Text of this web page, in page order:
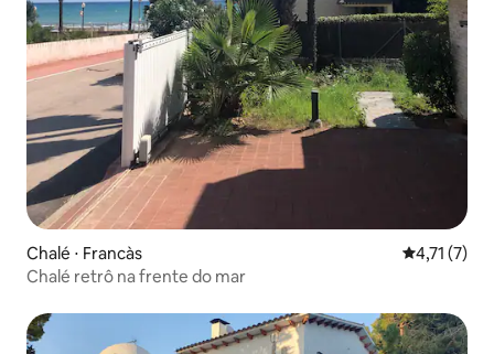
Chalé ⋅ Francàs 4,71 de
4,71 (7)
Chalé retrô na frente do mar